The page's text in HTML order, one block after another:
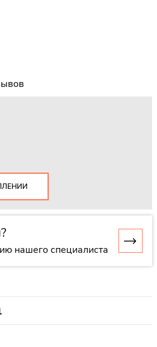
нашего специалиста